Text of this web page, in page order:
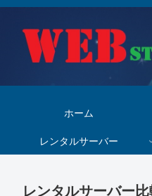
ホーム
レンタルサーバー
レンタルサーバー